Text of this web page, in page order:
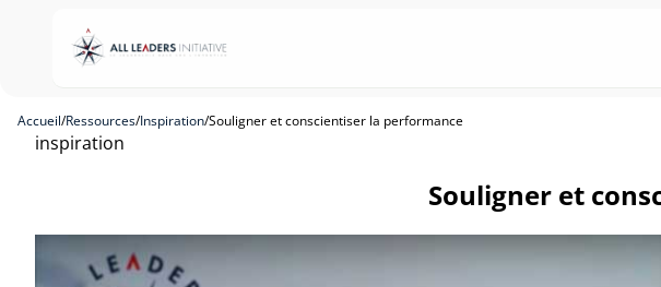
Accueil/Ressources/Inspiration/Souligner et conscientiser la performance
inspiration
Souligner et